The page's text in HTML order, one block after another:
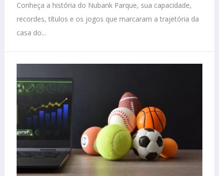
Conheça a história do Nubank Parque, sua capacidade,
recordes, títulos e os jogos que marcaram a trajetória da
casa do...